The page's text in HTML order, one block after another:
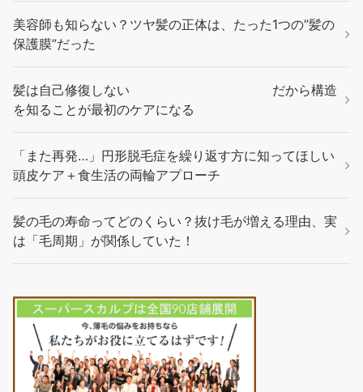
美容師も知らない？ツヤ髪の正体は、たった1つの”髪の
保護膜”だった
髪は自己修復しない だから構造
を知ることが最初のケアになる
「また再発…」円形脱毛症を繰り返す方に知ってほしい
頭皮ケア＋食生活の両輪アプローチ
髪の毛の寿命ってどのくらい？抜け毛が増える理由、実
は「毛周期」が関係していた！